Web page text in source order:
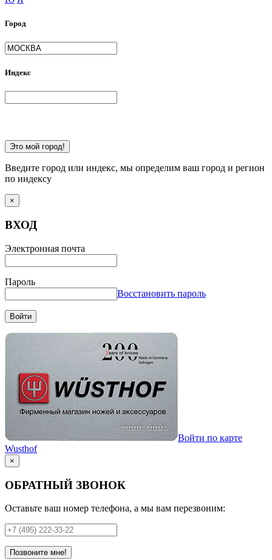
Город
Индекс
Это мой город!
Введите город или индекс, мы определим ваш город и регион
по индексу
×
ВХОД
Электронная почта
Пароль
Восстановить пароль
Войти
Войти по карте
Wusthof
×
ОБРАТНЫЙ ЗВОНОК
Оставьте ваш номер телефона, а мы вам перезвоним:
Позвоните мне!